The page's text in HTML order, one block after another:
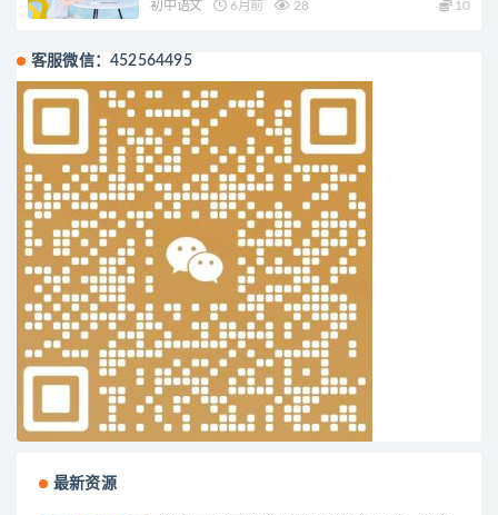
初中语文 6月前 28 10
客服微信：452564495
最新资源